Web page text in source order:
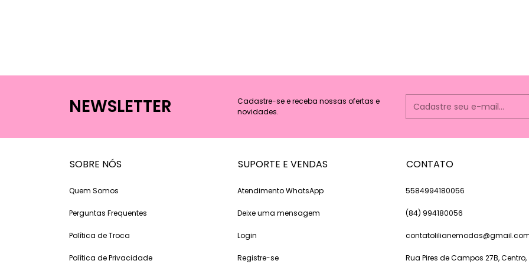
NEWSLETTER
Cadastre-se e receba nossas ofertas e
novidades.
SOBRE NÓS
Quem Somos
Perguntas Frequentes
Política de Troca
Política de Privacidade
SUPORTE E VENDAS
Atendimento WhatsApp
Deixe uma mensagem
Login
Registre-se
CONTATO
5584994180056
(84) 994180056
Rua Pires de Campos 27B, Centro,